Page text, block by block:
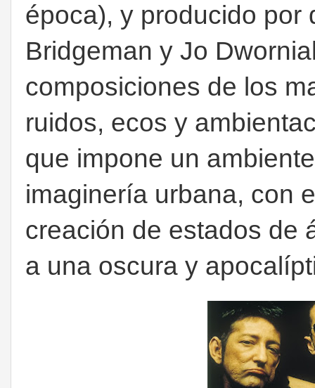
época), y producido por
Bridgeman y Jo
composiciones de los
ruidos, ecos y
que impone un
imaginería urbana, con
creación de estados de
a una oscura y